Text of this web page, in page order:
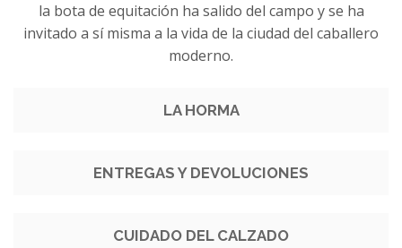
la bota de equitación ha salido del campo y se ha
invitado a sí misma a la vida de la ciudad del caballero
moderno.
LA HORMA
ENTREGAS Y DEVOLUCIONES
CUIDADO DEL CALZADO